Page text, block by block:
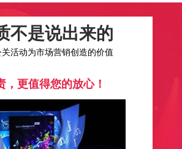
不是说出来的
活动为市场营销创造的价值
，更值得您的放心！